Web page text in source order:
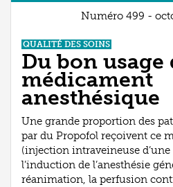
Numéro 499 -
QUALITÉ DES SOINS
Du bon usage
médicament
anesthésique
Une grande proportion des
par du Propofol reçoivent ce
(injection intraveineuse
l’induction de l’anesthésie
réanimation, la perfusion